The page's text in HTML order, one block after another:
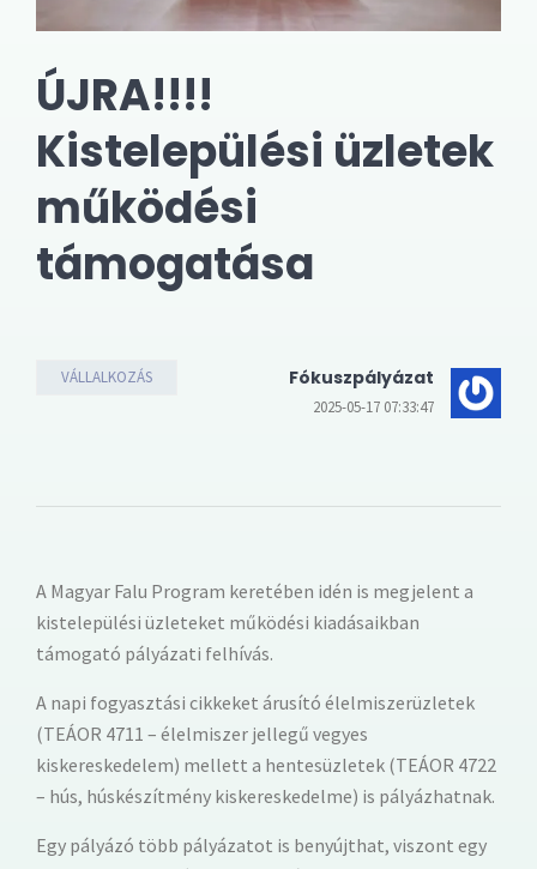
ÚJRA!!!!
Kistelepülési üzletek
működési
támogatása
VÁLLALKOZÁS Fókuszpályázat
2025-05-17 07:33:47
A Magyar Falu Program keretében idén is megjelent a
kistelepülési üzleteket működési kiadásaikban
támogató pályázati felhívás.
A napi fogyasztási cikkeket árusító élelmiszerüzletek
(TEÁOR 4711 – élelmiszer jellegű vegyes
kiskereskedelem) mellett a hentesüzletek (TEÁOR 4722
– hús, húskészítmény kiskereskedelme) is pályázhatnak.
Egy pályázó több pályázatot is benyújthat, viszont egy